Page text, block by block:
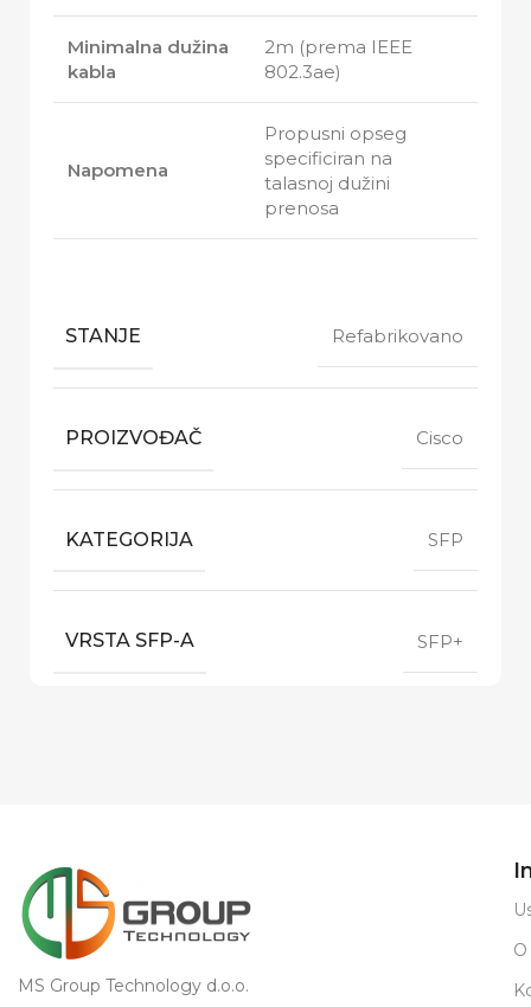
Minimalna dužina
kabla
2m (prema IEEE
802.3ae)
Napomena
Propusni opseg
specificiran na
talasnoj dužini
prenosa
STANJE Refabrikovano
PROIZVOĐAČ Cisco
KATEGORIJA SFP
VRSTA SFP-A SFP+
MS Group Technology d.o.o.